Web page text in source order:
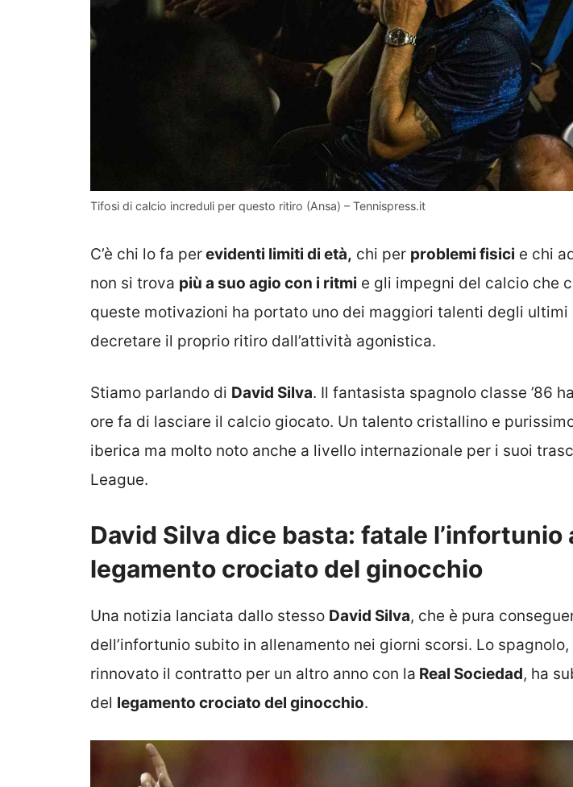
Tifosi di calcio increduli per questo ritiro (Ansa) – Tennispress.it
C’è chi lo fa perevidenti limiti di età, chi per problemi fisici e chi
non si trova più a suo agio con i ritmi e gli impegni del calcio che
queste motivazioni ha portato uno dei maggiori talenti degli ultimi
decretare il proprio ritiro dall’attività agonistica.
Stiamo parlando di David Silva. Il fantasista spagnolo classe ’86
ore fa di lasciare il calcio giocato. Un talento cristallino e
iberica ma molto noto anche a livello internazionale per i suoi
League.
David Silva dice basta: fatale l’infortunio
legamento crociato del ginocchio
Una notizia lanciata dallo stesso David Silva, che è pura
dell’infortunio subito in allenamento nei giorni scorsi. Lo
rinnovato il contratto per un altro anno con la Real Sociedad, ha
del legamento crociato del ginocchio.